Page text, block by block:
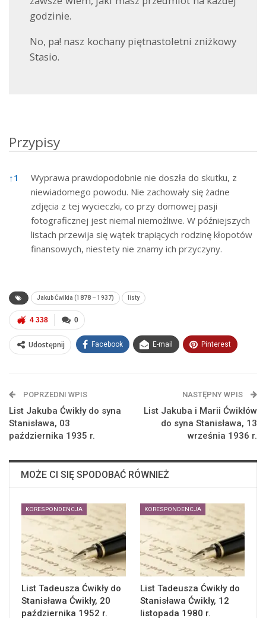
godzinie.
No, pa! nasz kochany piętnastoletni zniżkowy
Stasio.
Przypisy
↑1
Wyprawa prawdopodobnie nie doszła do skutku, z
niewiadomego powodu. Nie zachowały się żadne
zdjęcia z tej wycieczki, co przy domowej pasji
fotograficznej jest niemal niemożliwe. W późniejszych
listach przewija się wątek trapiących rodzinę kłopotów
finansowych, niestety nie znamy ich przyczyny.
Jakub Ćwikła (1878 – 1937) listy
0
4 338
Udostępnij Facebook E-mail Pinterest
POPRZEDNI WPIS
List Jakuba Ćwikły do syna
Stanisława, 03
października 1935 r.
NASTĘPNY WPIS
List Jakuba i Marii Ćwikłów
do syna Stanisława, 13
września 1936 r.
MOŻE CI SIĘ SPODOBAĆ RÓWNIEŻ
KORESPONDENCJA
List Tadeusza Ćwikły do
Stanisława Ćwikły, 20
października 1952 r.
KORESPONDENCJA
List Tadeusza Ćwikły do
Stanisława Ćwikły, 12
listopada 1980 r.